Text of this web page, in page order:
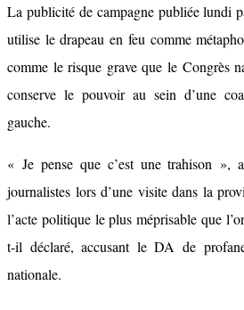
La publicité de campagne publiée lundi
utilise le drapeau en feu comme
comme le risque grave que le Congrès
conserve le pouvoir au sein d’une
gauche.
« Je pense que c’est une trahison »,
journalistes lors d’une visite dans la
l’acte politique le plus méprisable que
t-il déclaré, accusant le DA de
nationale.